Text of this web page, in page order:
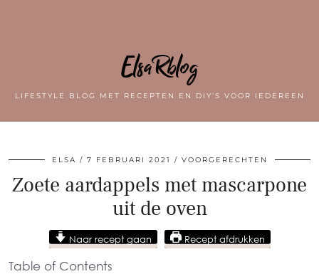
ElsaRblog
LIFESTYLE BLOG MET RECEPTEN EN DIY’S VOOR IEDEREEN
ELSA 7 FEBRUARI 2021 VOORGERECHTEN
Zoete aardappels met mascarpone
uit de oven
Naar recept gaan Recept afdrukken
Table of Contents